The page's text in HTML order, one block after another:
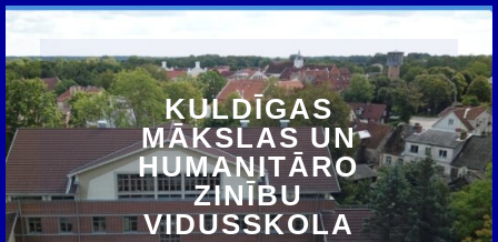
KULDĪGAS
MĀKSLAS UN
HUMANITĀRO
ZINĪBU
VIDUSSKOLA